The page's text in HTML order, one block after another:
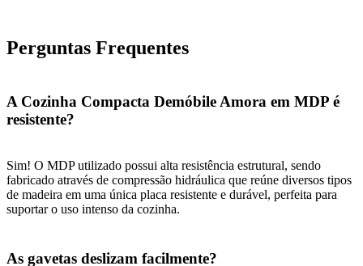
Perguntas Frequentes
A Cozinha Compacta Demóbile Amora em MDP é
resistente?
Sim! O MDP utilizado possui alta resistência estrutural, sendo
fabricado através de compressão hidráulica que reúne diversos tipos
de madeira em uma única placa resistente e durável, perfeita para
suportar o uso intenso da cozinha.
As gavetas deslizam facilmente?